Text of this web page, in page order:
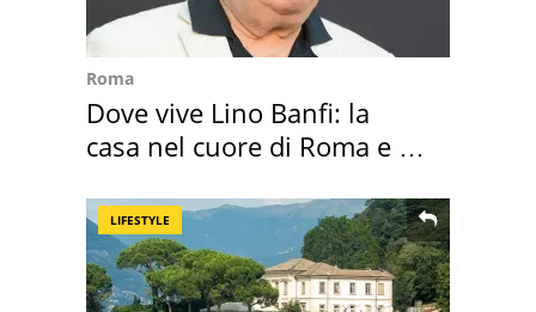
Roma
Dove vive Lino Banfi: la
casa nel cuore di Roma e i
LIFESTYLE